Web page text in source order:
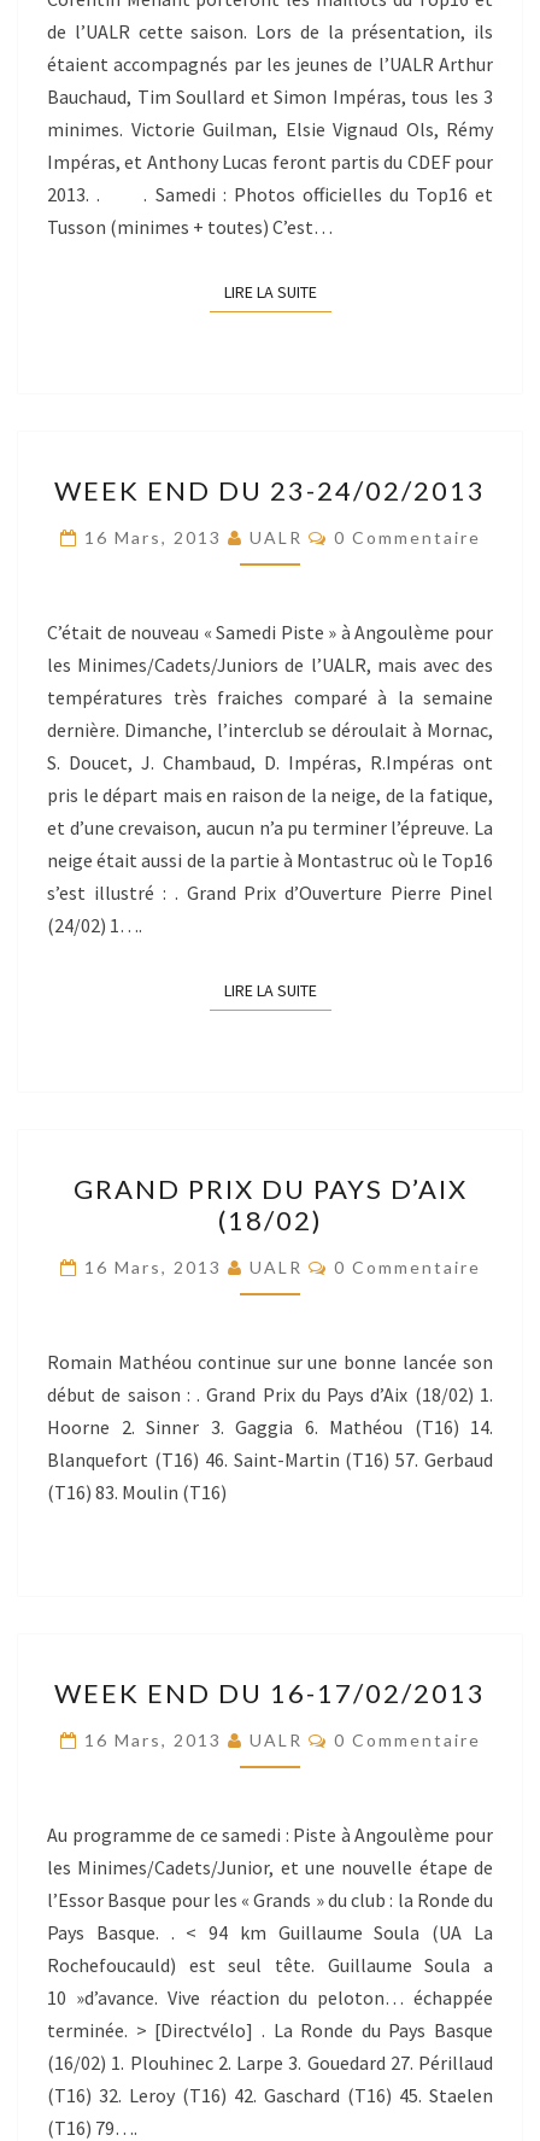
de l’UALR cette saison. Lors de la présentation, ils
étaient accompagnés par les jeunes de l’UALR Arthur
Bauchaud, Tim Soullard et Simon Impéras, tous les 3
minimes. Victorie Guilman, Elsie Vignaud Ols, Rémy
Impéras, et Anthony Lucas feront partis du CDEF pour
2013. . . Samedi : Photos officielles du Top16 et
Tusson (minimes + toutes) C’est…
LIRE LA SUITELIRE LA SUITE
END
DU
23-
WEEK END DU 23-24/02/2013
16 Mars, 2013 UALR Commentaires
0 Commentaire
C’était de nouveau « Samedi Piste » à Angoulème pour
les Minimes/Cadets/Juniors de l’UALR, mais avec des
températures très fraiches comparé à la semaine
dernière. Dimanche, l’interclub se déroulait à Mornac,
S. Doucet, J. Chambaud, D. Impéras, R.Impéras ont
pris le départ mais en raison de la neige, de la fatique,
et d’une crevaison, aucun n’a pu terminer l’épreuve. La
neige était aussi de la partie à Montastruc où le Top16
s’est illustré : . Grand Prix d’Ouverture Pierre Pinel
(24/02) 1….
LIRE LA SUITELIRE LA SUITE
PRIX
DU
PAYS
D’AIX
GRAND PRIX DU PAYS D’AIX
(18/02)
16 Mars, 2013 UALR Commentaires
0 Commentaire
Romain Mathéou continue sur une bonne lancée son
début de saison : . Grand Prix du Pays d’Aix (18/02) 1.
Hoorne 2. Sinner 3. Gaggia 6. Mathéou (T16) 14.
Blanquefort (T16) 46. Saint-Martin (T16) 57. Gerbaud
(T16) 83. Moulin (T16)
END
DU
16-
WEEK END DU 16-17/02/2013
16 Mars, 2013 UALR Commentaires
0 Commentaire
Au programme de ce samedi : Piste à Angoulème pour
les Minimes/Cadets/Junior, et une nouvelle étape de
l’Essor Basque pour les « Grands » du club : la Ronde du
Pays Basque. . < 94 km Guillaume Soula (UA La
Rochefoucauld) est seul tête. Guillaume Soula a
10 »d’avance. Vive réaction du peloton… échappée
terminée. > [Directvélo] . La Ronde du Pays Basque
(16/02) 1. Plouhinec 2. Larpe 3. Gouedard 27. Périllaud
(T16) 32. Leroy (T16) 42. Gaschard (T16) 45. Staelen
(T16) 79….